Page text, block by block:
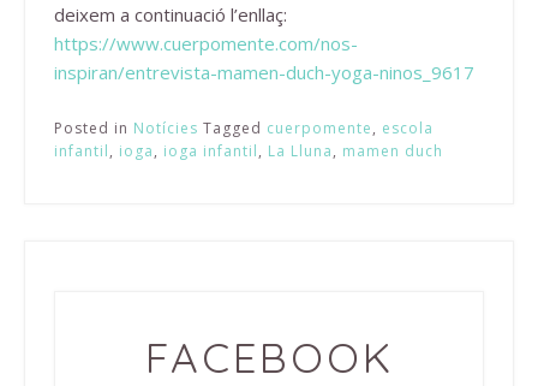
deixem a continuació l’enllaç:
https://www.cuerpomente.com/nos-
inspiran/entrevista-mamen-duch-yoga-ninos_9617
Posted in Notícies Tagged cuerpomente, escola
infantil, ioga, ioga infantil, La Lluna, mamen duch
FACEBOOK